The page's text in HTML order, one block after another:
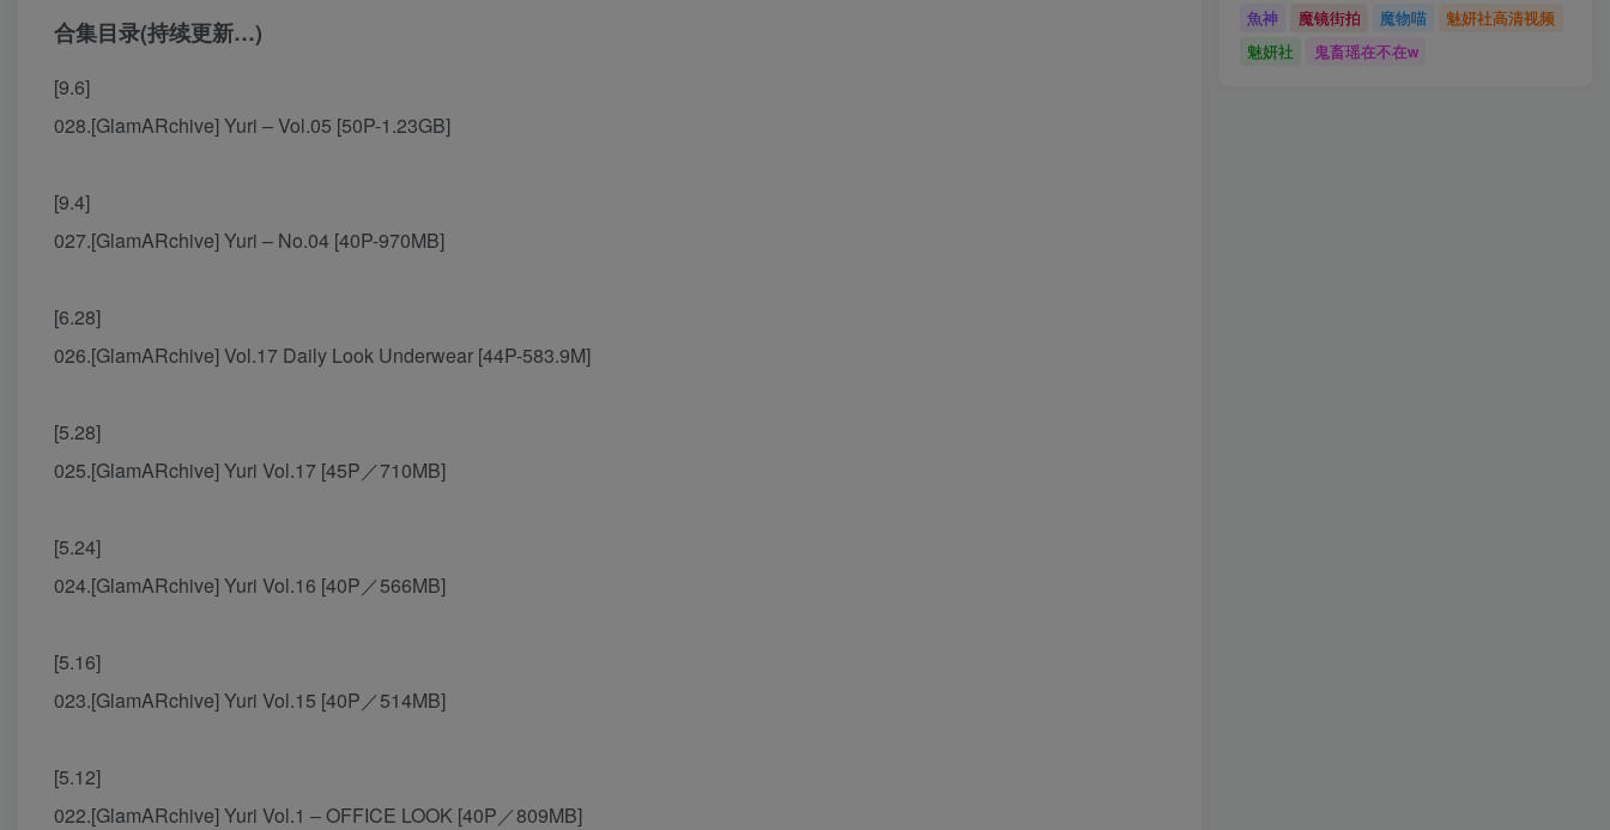
合集目录(持续更新…)
[9.6]
028.[GlamARchive] Yuri – Vol.05 [50P-1.23GB]
[9.4]
027.[GlamARchive] Yuri – No.04 [40P-970MB]
[6.28]
026.[GlamARchive] Vol.17 Daily Look Underwear [44P-583.9M]
[5.28]
025.[GlamARchive] Yuri Vol.17 [45P／710MB]
[5.24]
024.[GlamARchive] Yuri Vol.16 [40P／566MB]
[5.16]
023.[GlamARchive] Yuri Vol.15 [40P／514MB]
[5.12]
022.[GlamARchive] Yuri Vol.1 – OFFICE LOOK [40P／809MB]
魚神
魔镜街拍 魔物喵
魅妍社高清视频
魅妍社
鬼畜瑶在不在w